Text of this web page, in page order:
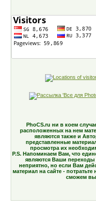
PhoCS.ru ни в коем
расположенных на нем
являются также и
представленные
просмотра их
P.S. Напоминаем Вам, что
являются Ваши
неприятно, но если Вам
материал на сайте -
сможем